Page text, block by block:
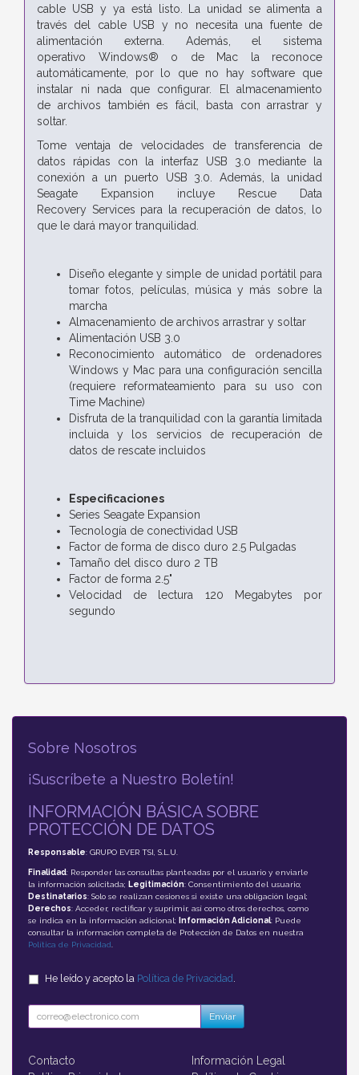
cable USB y ya está listo. La unidad se alimenta a
través del cable USB y no necesita una fuente de
alimentación externa. Además, el sistema
operativo Windows® o de Mac la reconoce
automáticamente, por lo que no haysoftware que
instalar ni nada que configurar. El almacenamiento
de archivos también es fácil, basta con arrastrar y
soltar.
Tome ventaja de velocidades de transferencia de
datos rápidas con la interfaz USB 3.0 mediante la
conexión a un puerto USB 3.0. Además, la unidad
Seagate Expansion incluye Rescue Data
Recovery Services para la recuperación de datos , lo
que le dará mayor tranquilidad.
Diseño elegante y simple de unidad portátil para
tomar fotos, películas, música y más sobre la
marcha
Almacenamiento de archivos arrastrar y soltar
Alimentación USB 3.0
Reconocimiento automático de ordenadores
Windows y Mac para una configuración sencilla
(requiere reformateamiento para su uso con
Time Machine)
Disfruta de la tranquilidad con la garantía limitada
incluida y los servicios de recuperación de
datos de rescate incluidos
Especificaciones
Series Seagate Expansion
Tecnología de conectividad USB
Factor de forma de disco duro 2.5 Pulgadas
Tamaño del disco duro 2 TB
Factor de forma 2.5"
Velocidad de lectura 120 Megabytes por
segundo
Sobre Nosotros
¡Suscríbete a Nuestro Boletín!
INFORMACIÓN BÁSICA SOBRE
PROTECCIÓN DE DATOS
Responsable: GRUPO EVER TSI, S.L.U.
Finalidad: Responder las consultas planteadas por el usuario y enviarle
la información solicitada; Legitimación: Consentimiento del usuario;
Destinatarios: Solo se realizan cesiones si existe una obligación legal;
Derechos: Acceder, rectificar y suprimir, así como otros derechos, como
se indica en la información adicional;
Información Adicional: Puede
consultar la información completa de Protección de Datos en nuestra
Política de Privacidad
He leído y acepto la Política de Privacidad
Enviar
Contacto
Información Legal